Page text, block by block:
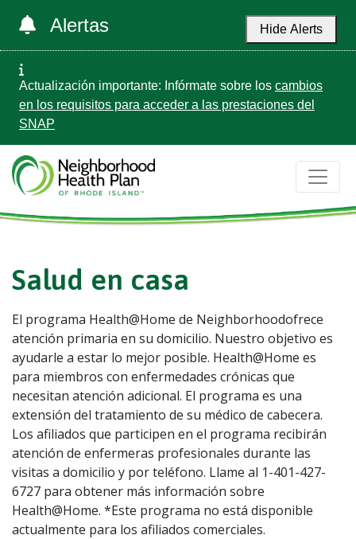
Alertas Hide Alerts
Actualización importante: Infórmate sobre los cambios
en los requisitos para acceder a las prestaciones del
SNAP
Salud en casa
El programa Health@Home de Neighborhoodofrece
atención primaria en su domicilio. Nuestro objetivo es
ayudarle a estar lo mejor posible. Health@Home es
para miembros con enfermedades crónicas que
necesitan atención adicional. El programa es una
extensión del tratamiento de su médico de cabecera.
Los afiliados que participen en el programa recibirán
atención de enfermeras profesionales durante las
visitas a domicilio y por teléfono. Llame al 1-401-427-
6727 para obtener más información sobre
Health@Home. *Este programa no está disponible
actualmente para los afiliados comerciales.